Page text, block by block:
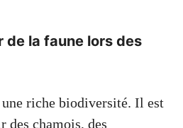
de la faune lors des
riche biodiversité. Il est
des chamois, des